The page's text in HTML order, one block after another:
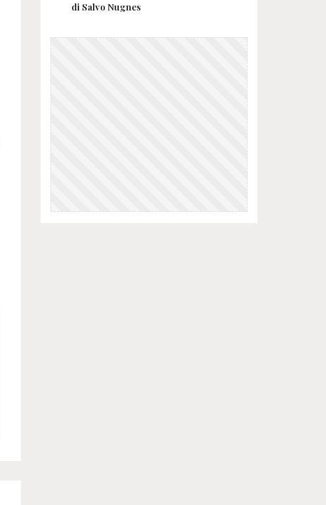
di Salvo Nugnes